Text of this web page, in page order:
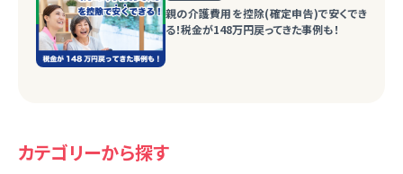
親の介護費用を控除(確定申告)で安くでき
る！税金が148万円戻ってきた事例も！
カテゴリーから探す